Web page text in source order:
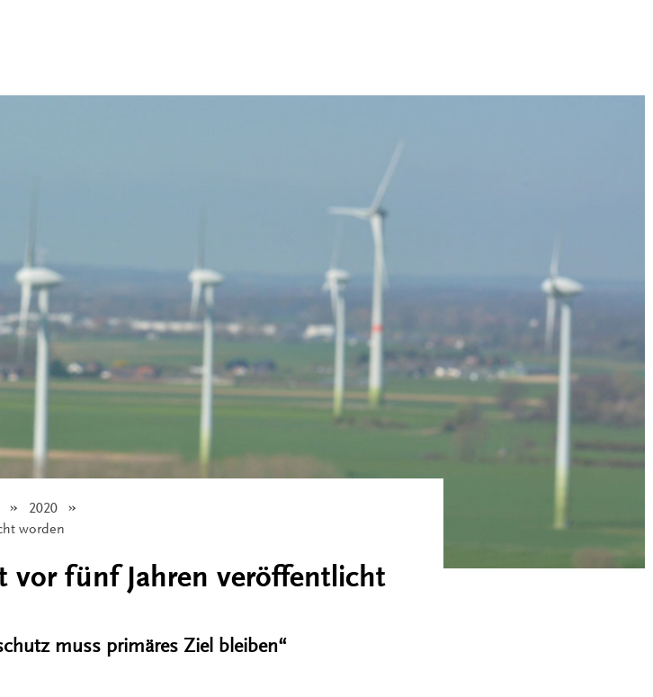
2020
worden
vor fünf Jahren veröffentlicht
muss primäres Ziel bleiben“